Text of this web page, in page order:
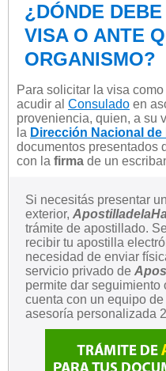
¿DÓNDE
VISA O ANTE
ORGANISMO?
Para solicitar la visa
acudir al Consulado en
proveniencia, quien, a su
la Dirección Nacional de
documentos presentados
con la firma de un
Si necesitás presentar
exterior,
trámite de apostillado.
recibir tu apostilla
necesidad de enviar
servicio privado de
permite dar seguimiento
cuenta con un equipo
asesoría personalizada